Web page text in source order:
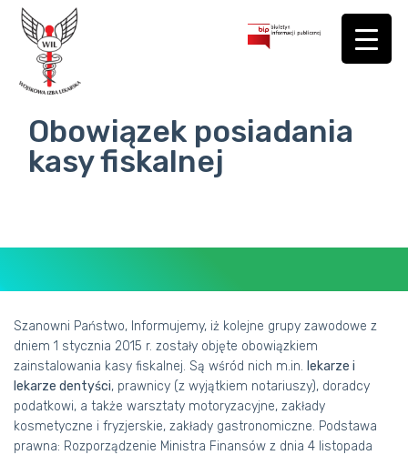
Obowiązek posiadania
kasy fiskalnej
BIURO
ORGANY
KOMISJE
Szanowni Państwo, Informujemy, iż kolejne grupy zawodowe z
dniem 1 stycznia 2015 r. zostały objęte obowiązkiem
zainstalowania kasy fiskalnej. Są wśród nich m.in. lekarze i
lekarze dentyści, prawnicy (z wyjątkiem notariuszy), doradcy
podatkowi, a także warsztaty motoryzacyjne, zakłady
kosmetyczne i fryzjerskie, zakłady gastronomiczne. Podstawa
prawna: Rozporządzenie Ministra Finansów z dnia 4 listopada